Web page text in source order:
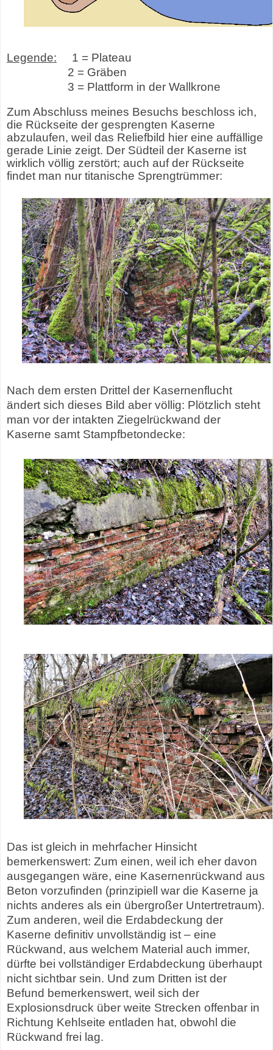
Legende: 1 = Plateau
2 = Gräben
3 = Plattform in der Wallkrone
Zum Abschluss meines Besuchs beschloss ich,
die Rückseite der gesprengten Kaserne
abzulaufen, weil das Reliefbild hier eine auffällige
gerade Linie zeigt. Der Südteil der Kaserne ist
wirklich völlig zerstört; auch auf der Rückseite
findet man nur titanische Sprengtrümmer:
Nach dem ersten Drittel der Kasernenflucht
ändert sich dieses Bild aber völlig: Plötzlich steht
man vor der intakten Ziegelrückwand der
Kaserne samt Stampfbetondecke:
Das ist gleich in mehrfacher Hinsicht
bemerkenswert: Zum einen, weil ich eher davon
ausgegangen wäre, eine Kasernenrückwand aus
Beton vorzufinden (prinzipiell war die Kaserne ja
nichts anderes als ein übergroßer Untertretraum).
Zum anderen, weil die Erdabdeckung der
Kaserne definitiv unvollständig ist – eine
Rückwand, aus welchem Material auch immer,
dürfte bei vollständiger Erdabdeckung überhaupt
nicht sichtbar sein. Und zum Dritten ist der
Befund bemerkenswert, weil sich der
Explosionsdruck über weite Strecken offenbar in
Richtung Kehlseite entladen hat, obwohl die
Rückwand frei lag.